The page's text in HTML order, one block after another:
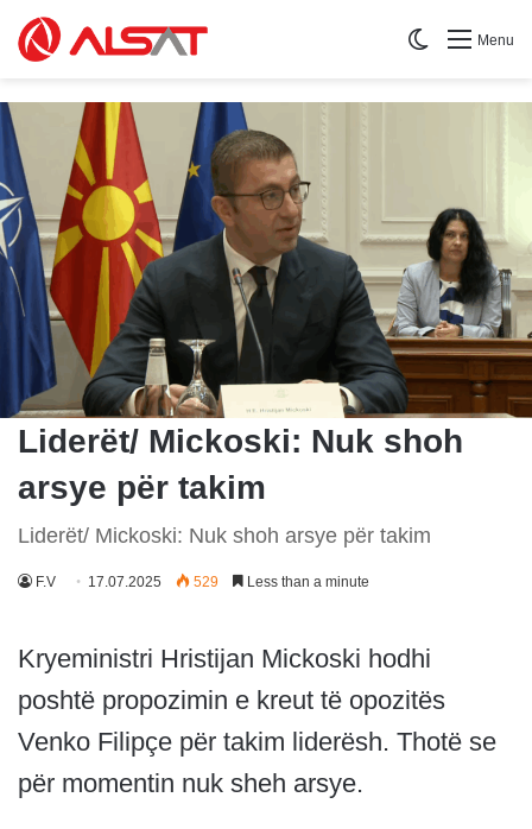
Menu
Switch skin
Liderët/ Mickoski: Nuk shoh
arsye për takim
Liderët/ Mickoski: Nuk shoh arsye për takim
F.V 17.07.2025 529 Less than a minute
Kryeministri Hristijan Mickoski hodhi
poshtë propozimin e kreut të opozitës
Venko Filipçe për takim liderësh. Thotë se
për momentin nuk sheh arsye.